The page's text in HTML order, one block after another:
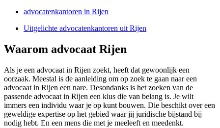
advocatenkantoren in Rijen
Uitgelichte advocatenkantoren uit Rijen
Waarom advocaat Rijen
Als je een advocaat in Rijen zoekt, heeft dat gewoonlijk een
oorzaak. Meestal is de aanleiding om op zoek te gaan naar een
advocaat in Rijen een nare. Desondanks is het zoeken van de
passende advocaat in Rijen een klus die van belang is. Je wilt
immers een individu waar je op kunt bouwen. Die beschikt over een
geweldige expertise op het gebied waar jij juridische bijstand bij
nodig hebt. En een mens die met je meeleeft en meedenkt.